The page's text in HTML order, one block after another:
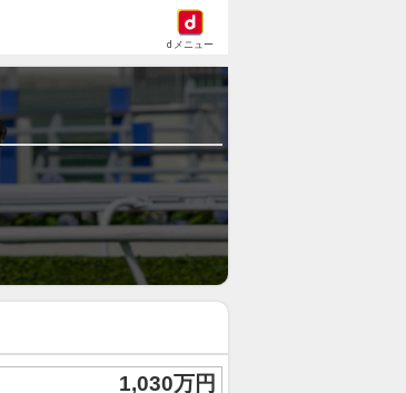
dメニュー
1,030万円